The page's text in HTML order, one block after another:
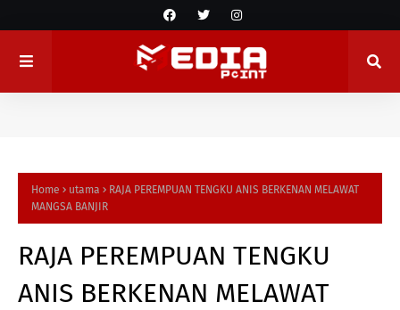
Home utama
RAJA PEREMPUAN TENGKU ANIS BERKENAN MELAWAT
MANGSA BANJIR
RAJA PEREMPUAN TENGKU
ANIS BERKENAN MELAWAT